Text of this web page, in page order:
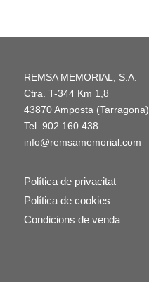
REMSA MEMORIAL, S.A.
Ctra. T-344 Km 1,8
43870 Amposta (Tarragona)
Tel. 902 160 438
info@remsamemorial.com
Política de privacitat
Política de cookies
Condicions de venda